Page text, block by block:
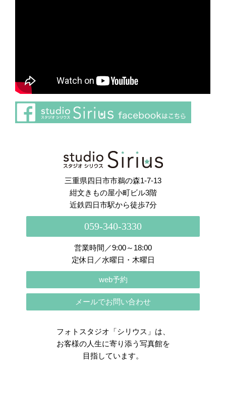
Instagram でフォロー
三重県四日市市鵜の森1-7-13
紺文きもの屋小町ビル3階
近鉄四日市駅から徒歩7分
059-340-3330
営業時間／9:00～18:00
定休日／水曜日・木曜日
web予約
メールでお問い合わせ
フォトスタジオ「シリウス」は、
お客様の人生に寄り添う写真館を
目指しています。